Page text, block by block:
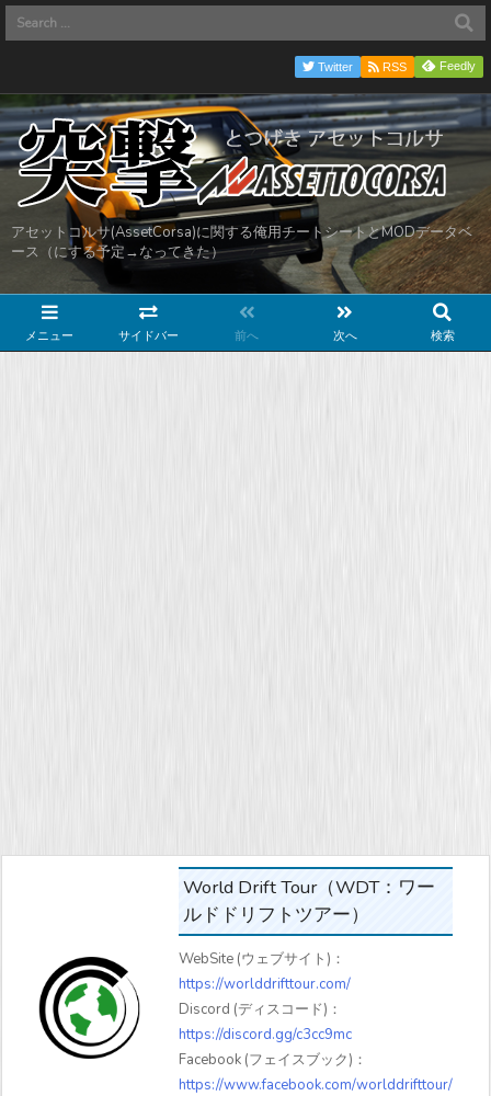
アセットコルサ(AssetCorsa)に関する俺用チートシートとMODデータベ
ース（にする予定→なってきた）
メニュー サイドバー 前へ 次へ 検索
Twitter RSS Feedly
World Drift Tour（WDT：ワー
ルドドリフトツアー）
WebSite (ウェブサイト)：
https://worlddrifttour.com/
Discord (ディスコード)：
https://discord.gg/c3cc9mc
Facebook (フェイスブック)：
https://www.facebook.com/worlddrifttour/